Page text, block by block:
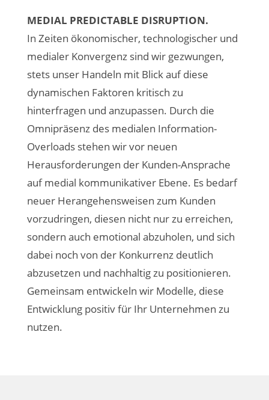
MEDIAL PREDICTABLE DISRUPTION.
In Zeiten ökonomischer, technologischer und
medialer Konvergenz sind wir gezwungen,
stets unser Handeln mit Blick auf diese
dynamischen Faktoren kritisch zu
hinterfragen und anzupassen. Durch die
Omnipräsenz des medialen Information-
Overloads stehen wir vor neuen
Herausforderungen der Kunden-Ansprache
auf medial kommunikativer Ebene. Es bedarf
neuer Herangehensweisen zum Kunden
vorzudringen, diesen nicht nur zu erreichen,
sondern auch emotional abzuholen, und sich
dabei noch von der Konkurrenz deutlich
abzusetzen und nachhaltig zu positionieren.
Gemeinsam entwickeln wir Modelle, diese
Entwicklung positiv für Ihr Unternehmen zu
nutzen.